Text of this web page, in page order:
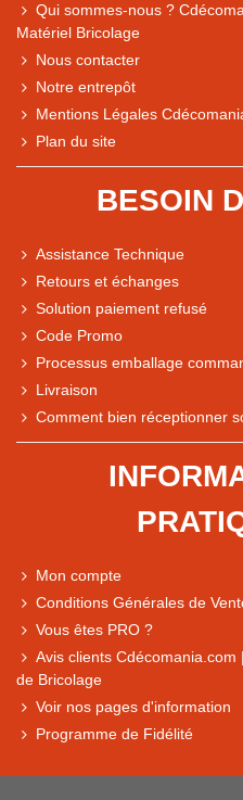
Comparaison des
Qui sommes-nous ?
Matériel Bricolage
Nous contacter
Notre entrepôt
Mentions Légales
Plan du site
BESOIN
Assistance Technique
Retours et échanges
Solution paiement refusé
Code Promo
Processus emballage
Livraison
Comment bien réceptionner
Mon compte
Conditions Générales de
Vous êtes PRO ?
Avis clients
de Bricolage
Voir nos pages d'information
Programme de Fidélité